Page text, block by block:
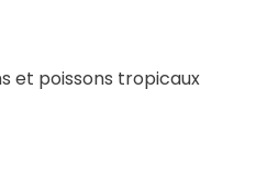
et poissons tropicaux